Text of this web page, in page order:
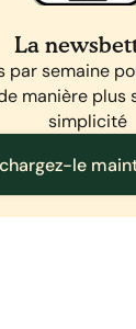
La
par semaine
manière plus
simplicité
le